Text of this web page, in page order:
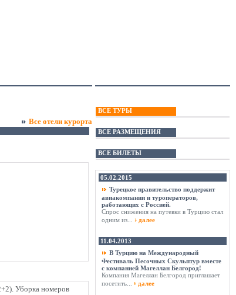
Все отели курорта
Уборка номеров
ВСЕ ТУРЫ
ВСЕ РАЗМЕЩЕНИЯ
ВСЕ БИЛЕТЫ
05.02.2015
Турецкое правительство поддержит
авиакомпании и туроператоров,
работающих с Россией.
Спрос снижения на путевки в Турцию стал
одним из...
далее
11.04.2013
В Турцию на Международный
Фестиваль Песочных Скульптур вместе
с компанией Магеллан Белгород!
Компания Магеллан Белгород приглашает
посетить...
далее